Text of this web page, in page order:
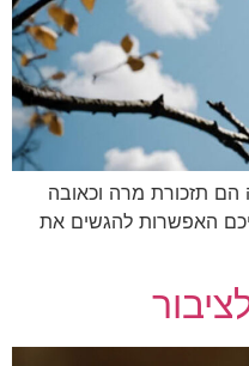
הם תזכורת מרה וכאובה
האפשרות להגשים את